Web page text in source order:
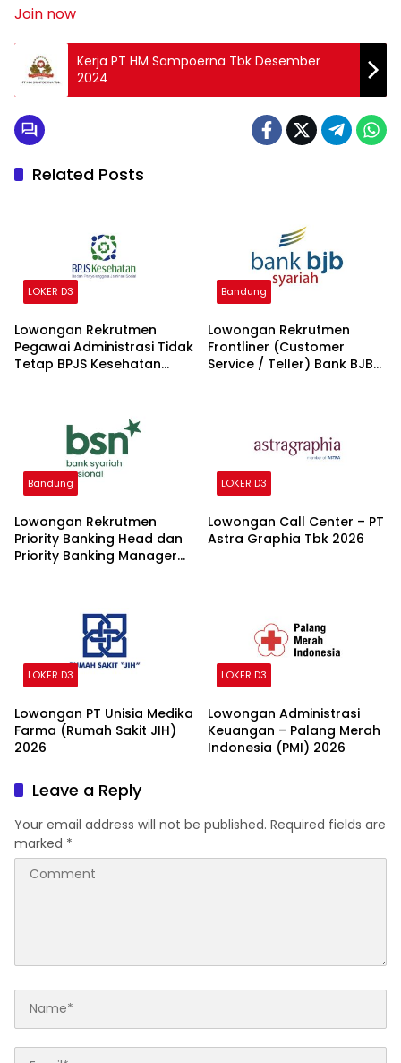
Join now
Kerja PT HM Sampoerna Tbk Desember
2024
Related Posts
LOKER D3
Lowongan Rekrutmen
Pegawai Administrasi Tidak
Tetap BPJS Kesehatan
Bandung
Lowongan Rekrutmen
Frontliner (Customer
Service / Teller) Bank BJB
Bandung
Lowongan Rekrutmen
Priority Banking Head dan
Priority Banking Manager
LOKER D3
Lowongan Call Center – PT
Astra Graphia Tbk 2026
LOKER D3
Lowongan PT Unisia Medika
Farma (Rumah Sakit JIH)
2026
LOKER D3
Lowongan Administrasi
Keuangan – Palang Merah
Indonesia (PMI) 2026
Leave a Reply
Your email address will not be published. Required fields are
marked *